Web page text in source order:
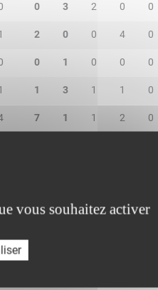
0 3 2 0 0
2 0 0 4 0
0 1 0 0 0
1 3 1 1 0
7 1 1 2 0
vous souhaitez activer